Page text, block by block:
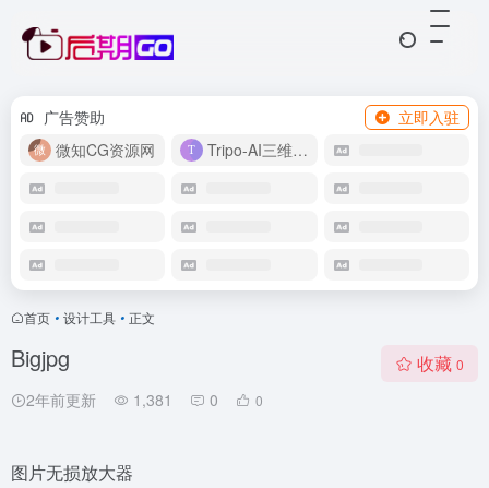
广告赞助
立即入驻
微知CG资源网
Tripo-AI三维模型
首页 • 设计工具 • 正文
Bigjpg
2年前更新 1,381 0 0
收藏 0
图片无损放大器